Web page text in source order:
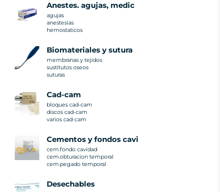
anestes. agujas, medic
agujas
anestesias
hemostaticos
biomateriales y sutura
membranas y tejidos
sustitutos oseos
suturas
cad-cam
bloques cad-cam
discos cad-cam
varios cad-cam
cementos y fondos cavi
cem.fondo cavidad
cem.obturacion temporal
cem.pegado temporal
desechables